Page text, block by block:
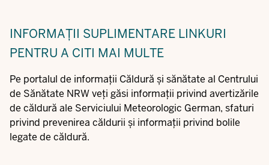
INFORMAȚII SUPLIMENTARE LINKURI
PENTRU A CITI MAI MULTE
Pe portalul de informații Căldură și sănătate al Centrului
de Sănătate NRW veți găsi informații privind avertizările
de căldură ale Serviciului Meteorologic German, sfaturi
privind prevenirea căldurii și informații privind bolile
legate de căldură.